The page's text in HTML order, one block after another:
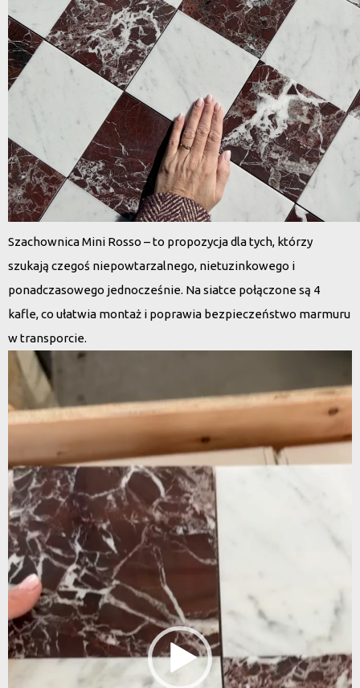
Szachownica Mini Rosso – to propozycja dla tych, którzy
szukają czegoś niepowtarzalnego, nietuzinkowego i
ponadczasowego jednocześnie. Na siatce połączone są 4
kafle, co ułatwia montaż i poprawia bezpieczeństwo marmuru
w transporcie.
Odtwarzacz
video